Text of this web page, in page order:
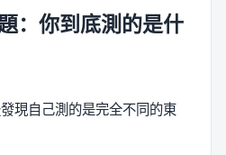
：你到底測的是什
現自己測的是完全不同的東